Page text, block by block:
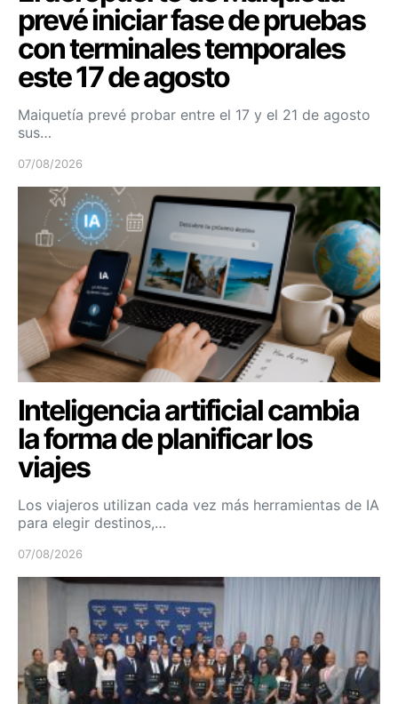
prevé iniciar fase de pruebas
con terminales temporales
este 17 de agosto
Maiquetía prevé probar entre el 17 y el 21 de agosto
sus…
07/08/2026
Inteligencia artificial cambia
la forma de planificar los
viajes
Los viajeros utilizan cada vez más herramientas de IA
para elegir destinos,…
07/08/2026